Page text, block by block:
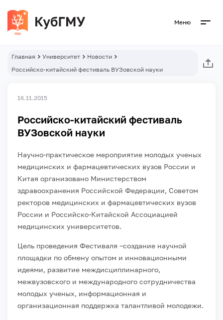
Меню
Главная Университет
Новости
Российско-китайский фестиваль ВУЗовской науки
16.11.2015
Российско-китайский фестиваль
ВУЗовской науки
Научно-практическое мероприятие молодых ученых
медицинских и фармацевтических вузов России и
Китая организовано Министерством
здравоохранения Российской Федерации, Советом
ректоров медицинских и фармацевтических вузов
России и Российско-Китайской Ассоциацией
медицинских университетов.
Цель проведения Фестиваля –создание научной
площадки по обмену опытом и инновационными
идеями, развитие междисциплинарного,
межвузовского и международного сотрудничества
молодых ученых, информационная и
организационная поддержка талантливой молодежи.